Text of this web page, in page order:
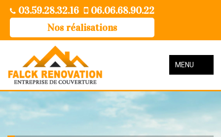
03.59.28.32.16
06.06.68.90.22
Nos réalisations
MENU